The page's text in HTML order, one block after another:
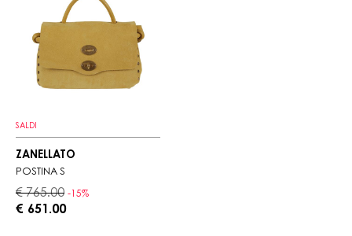
SALDI
ZANELLATO
POSTINA S
€ 765.00 -15%
€ 651.00